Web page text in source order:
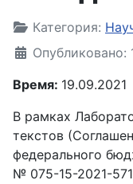
Информация о
Категория:
Опубликовано:
Время: 19.09.2021
В рамках
текстов
федерального
№ 075-15-2021-571